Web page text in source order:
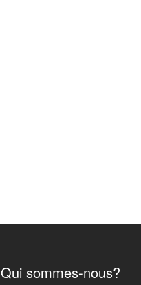
Qui sommes-nous?